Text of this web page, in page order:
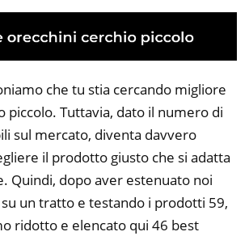
che tu stia cercando migliore
piccolo. Tuttavia, dato il numero di
sul mercato, diventa davvero
il prodotto giusto che si adatta
Quindi, dopo aver estenuato noi
un tratto e testando i prodotti 59,
ridotto e elencato qui 46 best